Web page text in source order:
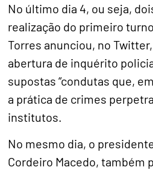
No último dia 4, ou seja,
realização do primeiro
Torres anunciou, no
abertura de inquérito
supostas “condutas que,
a prática de crimes
institutos.
No mesmo dia, o
Cordeiro Macedo, também